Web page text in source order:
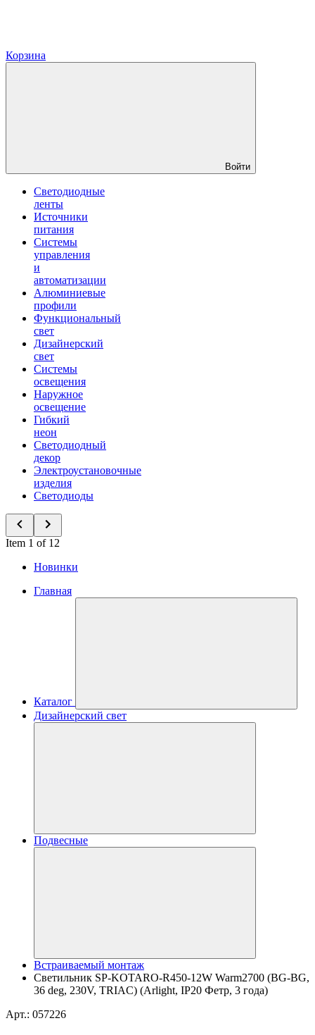
Корзина
Войти
Светодиодные
ленты
Источники
питания
Системы
управления
и
автоматизации
Алюминиевые
профили
Функциональный
свет
Дизайнерский
свет
Системы
освещения
Наружное
освещение
Гибкий
неон
Светодиодный
декор
Электроустановочные
изделия
Светодиоды
Item 1 of 12
Новинки
Главная
Каталог
Дизайнерский свет
Подвесные
Встраиваемый монтаж
Светильник SP-KOTARO-R450-12W Warm2700 (BG-BG,
36 deg, 230V, TRIAC) (Arlight, IP20 Фетр, 3 года)
Арт.: 057226